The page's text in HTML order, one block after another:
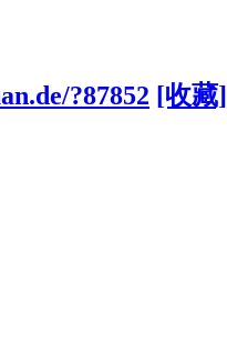
?87852 [收藏]